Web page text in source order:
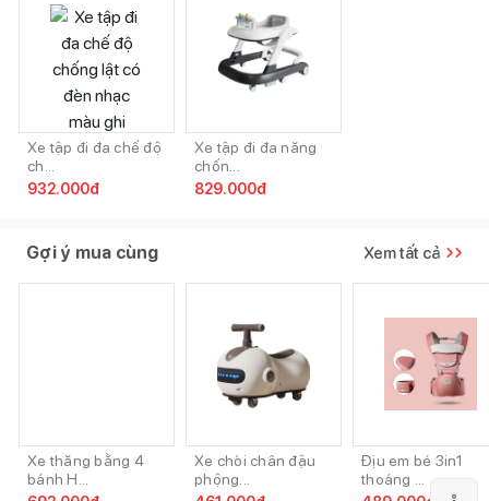
Xe tập đi đa chế độ
ch...
932.000đ
Xe tập đi đa năng
chốn...
829.000đ
Gợi ý mua cùng Xem tất cả
Xe thăng bằng 4
bánh H...
Xe chòi chân đậu
phộng...
Địu em bé 3in1
thoáng ...